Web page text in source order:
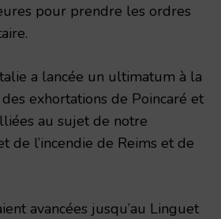
pour prendre les ordres
a lancée un ultimatum à la
exhortations de Poincaré et
au sujet de notre
de l’incendie de Reims et de
avancées jusqu’au Linguet